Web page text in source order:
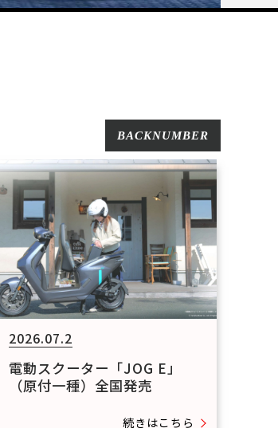
BACKNUMBER
2026.07.2
電動スクーター「JOG E」
（原付一種）全国発売
続きはこちら